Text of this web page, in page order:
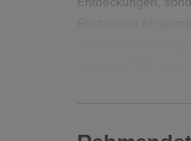
Trinken, ehrlich